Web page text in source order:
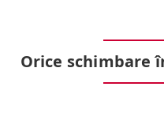
Orice schim­bare